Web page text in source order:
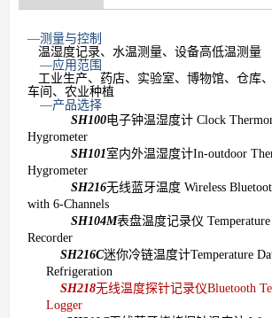
—测量与控制
温湿度记录、水温测量、设备高低温测量
—应用范围
工业生产、药店、实验室、博物馆、仓库
车间、农业种植
—产品选择
SH100电子钟温湿度计 Clock
Hygrometer
SH101室内外温湿度计In-outdoor
Hygrometer
SH216无线蓝牙温度 Wireless
with 6-Channels
SH104M表盘温度记录仪
Recorder
SH216C迷你冷链温度计Temperature
Refrigeration
SH218无线温度探针记录仪Bluetooth
Logger